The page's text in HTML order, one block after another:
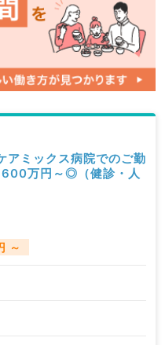
アミックス病院でのご勤
万円～◎（健診・人
～